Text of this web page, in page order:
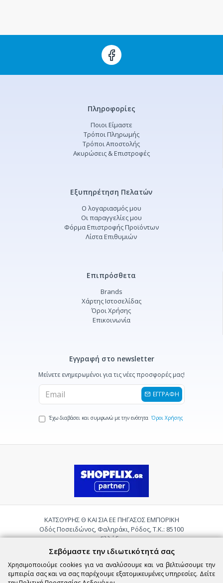
Πληροφορίες
Ποιοι Είμαστε
Τρόποι Πληρωμής
Τρόποι Αποστολής
Ακυρώσεις & Επιστροφές
Εξυπηρέτηση Πελατών
Ο λογαριασμός μου
Οι παραγγελίες μου
Φόρμα Επιστροφής Προϊόντων
Λίστα Επιθυμιών
Επιπρόσθετα
Brands
Χάρτης Ιστοσελίδας
Όροι Χρήσης
Επικοινωνία
Εγγραφή στο newsletter
Μείνετε ενημερωμένοι για τις νέες προσφορές μας!
ΕΓΓΡΑΦΗ
Έχω διαβάσει και συμφωνώ με την ενότητα Όροι Χρήσης
ΚΑΤΣΟΥΡΗΣ Θ ΚΑΙ ΣΙΑ ΕΕ ΠΗΓΑΣΟΣ ΕΜΠΟΡΙΚΗ
Οδός Ποσειδώνος, Φαληράκι, Ρόδος, Τ.Κ.: 85100
Ελλάδα
Τηλ.:2241085059
Email:
pigasosemporiki@gmail.com
Σεβόμαστε την ιδιωτικότητά σας
Χρησιμοποιούμε cookies για να αναλύσουμε και να βελτιώσουμε την
εμπειρία σας και να σας παρέχουμε εξατομικευμένες υπηρεσίες. Δείτε